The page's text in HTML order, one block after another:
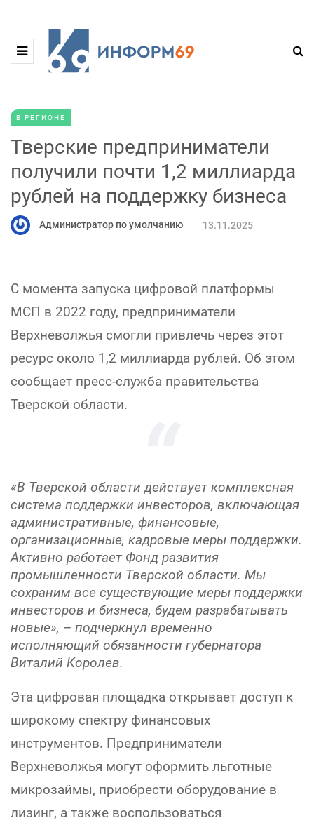
В РЕГИОНЕ
Тверские предприниматели
получили почти 1,2 миллиарда
рублей на поддержку бизнеса
Администратор по умолчанию 13.11.2025
С момента запуска цифровой платформы
МСП в 2022 году, предприниматели
Верхневолжья смогли привлечь через этот
ресурс около 1,2 миллиарда рублей. Об этом
сообщает пресс-служба правительства
Тверской области.
«В Тверской области действует комплексная
система поддержки инвесторов, включающая
административные, финансовые,
организационные, кадровые меры поддержки.
Активно работает Фонд развития
промышленности Тверской области. Мы
сохраним все существующие меры поддержки
инвесторов и бизнеса, будем разрабатывать
новые», – подчеркнул временно
исполняющий обязанности губернатора
Виталий Королев.
Эта цифровая площадка открывает доступ к
широкому спектру финансовых
инструментов. Предприниматели
Верхневолжья могут оформить льготные
микрозаймы, приобрести оборудование в
лизинг, а также воспользоваться